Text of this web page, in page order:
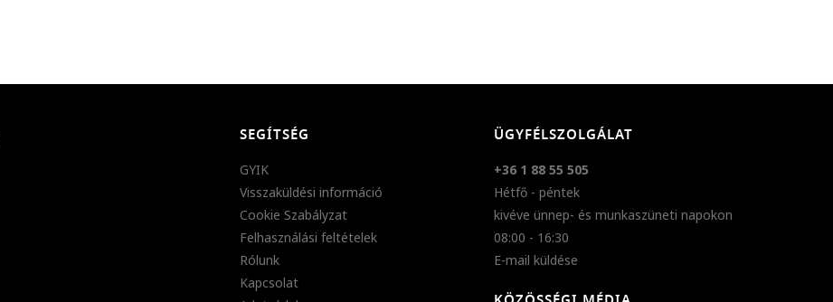
SEGÍTSÉG
GYIK
Visszaküldési információ
Cookie Szabályzat
Felhasználási feltételek
Rólunk
Kapcsolat
ÜGYFÉLSZOLGÁLAT
+36 1 88 55 505
Hétfő - péntek
kivéve ünnep- és munkaszüneti napokon
08:00 - 16:30
E-mail küldése